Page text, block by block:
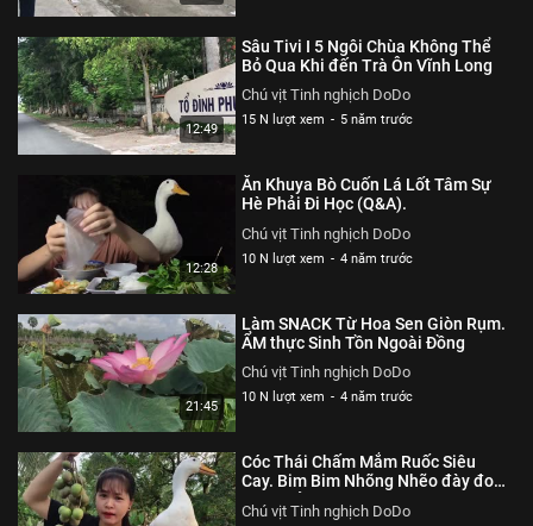
Liên Hệ Mail: sautivi05@gmail.com
-------------
🎉Đăng kí/Subscribe giúp Sâu Tivi đạt 100k SUBSCRIBE 🎉
❤ Theo dõi Sâu nhé!
:https://m.youtube.com/channel/
☆ YOUTUBE: ► https://bit.ly/2Z9Uvlh
☆ FACEBOOK: ► https://www.facebook.com/
☞ Bản quyền thuộc về Sâu Tivi
Thể loại :GIẢI TRÍ
12:49
Sâu Tivi I 5 Ngôi Chùa Không Thể
Bỏ Qua Khi đến Trà Ôn Vĩnh Long
Chú vịt Tinh nghịch DoDo
15 N lượt xem - 5 năm trước
12:28
Ăn Khuya Bò Cuốn Lá Lốt Tâm Sự
Hè Phải Đi Học (Q&A).
Chú vịt Tinh nghịch DoDo
10 N lượt xem - 4 năm trước
21:45
Làm SNACK Từ Hoa Sen Giòn Rụm.
ẨM thực Sinh Tồn Ngoài Đồng
Chú vịt Tinh nghịch DoDo
10 N lượt xem - 4 năm trước
Cóc Thái Chấm Mắm Ruốc Siêu
Cay. Bim Bim Nhõng Nhẽo đày đoạ
Con Chủ
Chú vịt Tinh nghịch DoDo